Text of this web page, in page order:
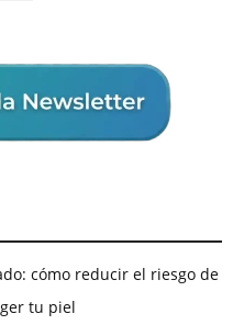
cómo reducir el riesgo de
tu piel